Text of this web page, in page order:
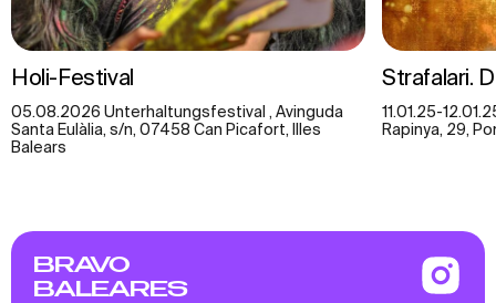
Holi-Festival
05.08.2026 Unterhaltungsfestival , Avinguda
Santa Eulàlia, s/n, 07458 Can Picafort, Illes
Balears
Strafalari.
11.01.25-
Rapinya, 29,
BRAVO
BALEARES